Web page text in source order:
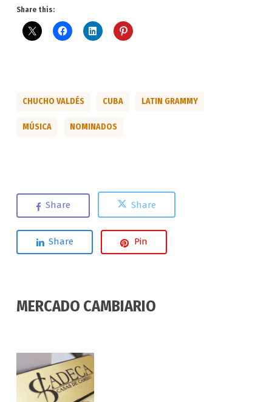
Share this:
CHUCHO VALDÉS CUBA LATIN GRAMMY
MÚSICA NOMINADOS
Share Share
Share Pin
MERCADO CAMBIARIO